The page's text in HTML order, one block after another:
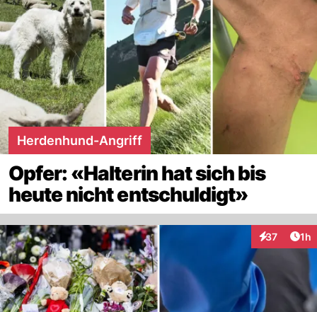
Herdenhund-Angriff
Opfer: «Halterin hat sich bis
heute nicht entschuldigt»
37 1h